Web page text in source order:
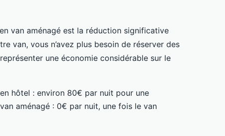
van aménagé est la réduction significative
van, vous n’avez plus besoin de réserver des
une économie considérable sur le
hôtel : environ 80€ par nuit pour une
aménagé : 0€ par nuit, une fois le van